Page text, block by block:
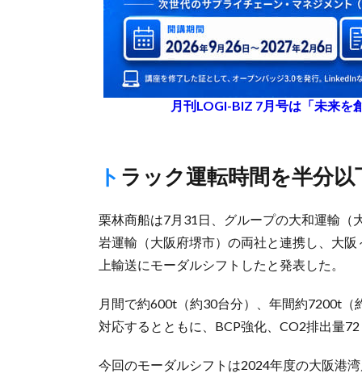
月刊LOGI-BIZ 7月号は「未来を
トラック運転時間を半分
栗林商船は7月31日、グループの大和運輸（
岩運輸（大阪府堺市）の両社と連携し、大
上輸送にモーダルシフトしたと発表した。
月間で約600t（約30台分）、年間約7200t
対応するとともに、BCP強化、CO2排出量
今回のモーダルシフトは2024年度の大阪港